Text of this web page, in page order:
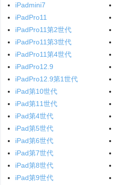
iPadmini7
iPadPro11
iPadPro11第2世代
iPadPro11第3世代
iPadPro11第4世代
iPadPro12.9
iPadPro12.9第1世代
iPad第10世代
iPad第11世代
iPad第4世代
iPad第5世代
iPad第6世代
iPad第7世代
iPad第8世代
iPad第9世代